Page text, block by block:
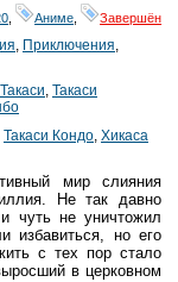
Аниме Завершён
, Приключения,
, Такаси
Такаси Кондо, Хикаса
мир слияния
Не так давно
чуть не уничтожил
избавиться, но его
с тех пор стало
в церковном